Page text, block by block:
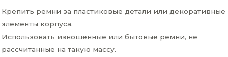
Крепить ремни за пластиковые детали или декоративные
элементы корпуса.
Использовать изношенные или бытовые ремни, не
рассчитанные на такую массу.